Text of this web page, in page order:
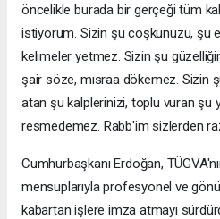
öncelikle burada bir gerçeği tüm
istiyorum. Sizin şu coşkunuzu, şu
kelimeler yetmez. Sizin şu
şair söze, mısraa dökemez. Sizin
atan şu kalplerinizi, toplu vuran şu
resmedemez. Rabb'im sizlerden
Cumhurbaşkanı Erdoğan,
mensuplarıyla profesyonel ve
kabartan işlere imza atmayı